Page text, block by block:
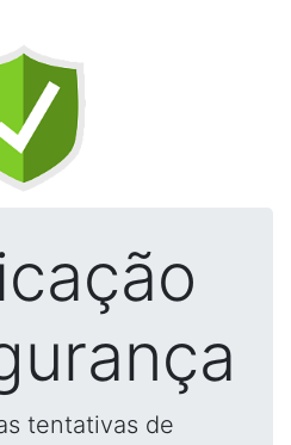
tentativas de